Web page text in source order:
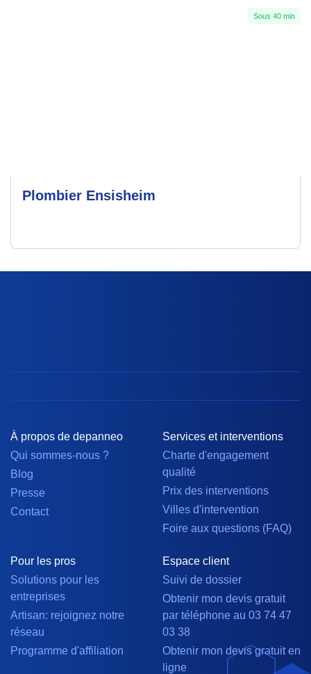
Sous 40 min
Plombier Ensisheim
À propos de depanneo
Qui sommes-nous ?
Blog
Presse
Contact
Services et interventions
Charte d'engagement
qualité
Prix des interventions
Villes d'intervention
Foire aux questions (FAQ)
Pour les pros
Solutions pour les
entreprises
Artisan: rejoignez notre
réseau
Programme d'affiliation
Espace client
Suivi de dossier
Obtenir mon devis gratuit
par téléphone au 03 74 47
03 38
Obtenir mon devis gratuit en
ligne